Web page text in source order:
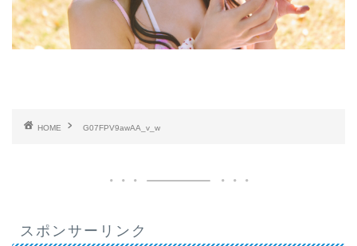
HOME G07FPV9awAA_v_w
スポンサーリンク